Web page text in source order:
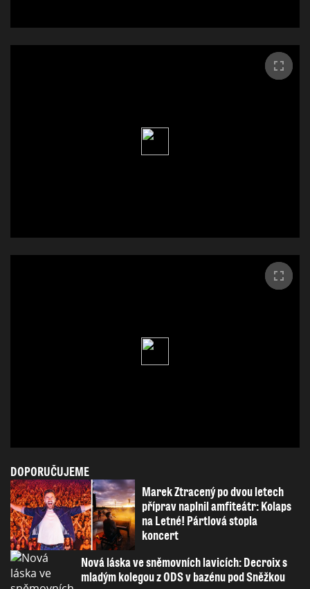
DOPORUČUJEME
Marek Ztracený po dvou letech
příprav naplnil amfiteátr: Kolaps
na Letné! Pártlová stopla
koncert
Nová láska ve sněmovních lavicích: Decroix s
mladým kolegou z ODS v bazénu pod Sněžkou